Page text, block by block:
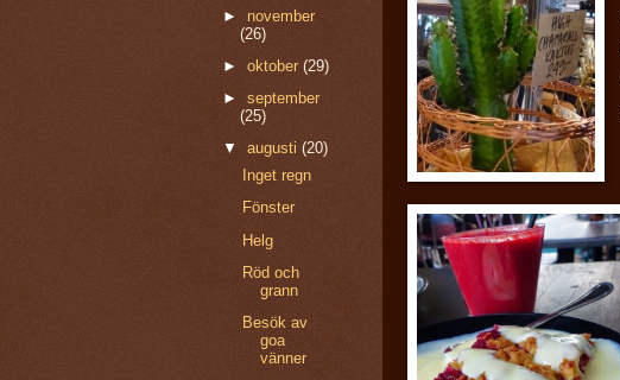
► november
(26)
►oktober(29)
►september
(25)
▼augusti(20)
Inget regn
Fönster
Helg
Röd och
grann
Besök av
goa
vänner